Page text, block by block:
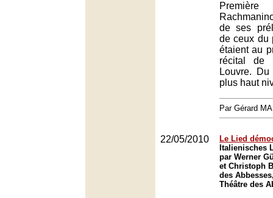
de ses
de ceux du
étaient au
récital de
Louvre.
plus haut
Par Gérard
22/05/2010
Le Lied
Italienisches
par Werner
et Christoph
des
Théâtre des